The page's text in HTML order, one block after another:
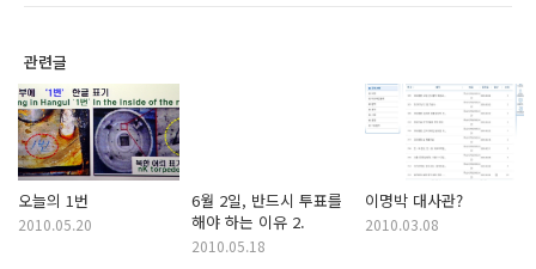
관련글
오늘의 1번
2010.05.20
6월 2일, 반드시 투표를
해야 하는 이유 2.
2010.05.18
이명박 대사관?
2010.03.08